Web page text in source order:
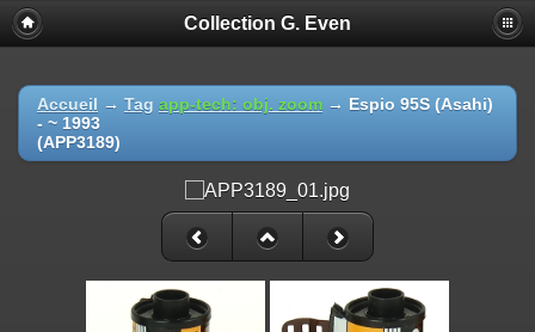
Collection G. Even
Accueil → Tag app-tech: obj. zoom → Espio 95S (Asahi)
- ~ 1993
(APP3189)